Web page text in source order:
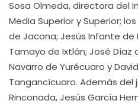
Sosa Olmeda, directora del
Media Superior y Superior;
de Jacona; Jesús Infante de
Tamayo de Ixtlán; José Díaz
Navarro de Yurécuaro y
Tangancícuaro. Además del
Rinconada, Jesús García